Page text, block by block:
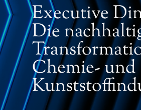
Executive
Die
Chemie- und